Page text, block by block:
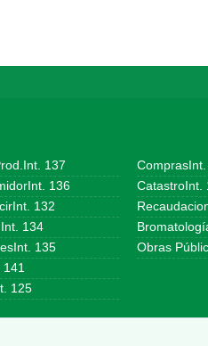
137
136
132
134
135
141
125
ComprasInt.
CatastroInt.
Obras